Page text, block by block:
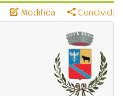
Modifica Condividi